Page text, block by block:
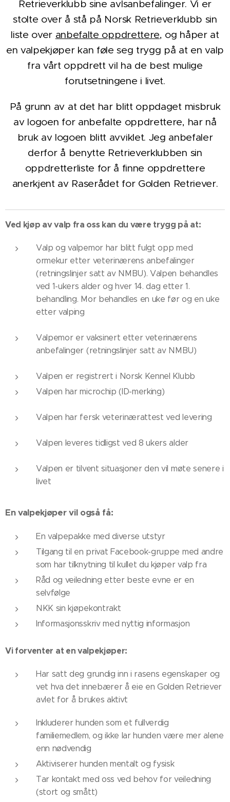
Retrieverklubb sine avlsanbefalinger. Vi er
stolte over å stå på Norsk Retrieverklubb sin
liste over anbefalte oppdrettere, og håper at
en valpekjøper kan føle seg trygg på at en valp
fra vårt oppdrett vil ha de best mulige
forutsetningene i livet.
På grunn av at det har blitt oppdaget misbruk
av logoen for anbefalte oppdrettere, har nå
bruk av logoen blitt avviklet. Jeg anbefaler
derfor å benytte Retrieverklubben sin
oppdretterliste for å finne oppdrettere
anerkjent av Raserådet for Golden Retriever.
Ved kjøp av valp fra oss kan du være trygg på at:
Valp og valpemor har blitt fulgt opp med
ormekur etter veterinærens anbefalinger
(retningslinjer satt av NMBU). Valpen behandles
ved 1-ukers alder og hver 14. dag etter 1.
behandling. Mor behandles en uke før og en uke
etter valping
Valpemor er vaksinert etter veterinærens
anbefalinger (retningslinjer satt av NMBU)
Valpen er registrert i Norsk Kennel Klubb
Valpen har microchip (ID-merking)
Valpen har fersk veterinærattest ved levering
Valpen leveres tidligst ved 8 ukers alder
Valpen er tilvent situasjoner den vil møte senere i
livet
En valpekjøper vil også få:
En valpepakke med diverse utstyr
Tilgang til en privat Facebook-gruppe med andre
som har tilknytning til kullet du kjøper valp fra
Råd og veiledning etter beste evne er en
selvfølge
NKK sin kjøpekontrakt
Informasjonsskriv med nyttig informasjon
Vi forventer at en valpekjøper:
Har satt deg grundig inn i rasens egenskaper og
vet hva det innebærer å eie en Golden Retriever
avlet for å brukes aktivt
Inkluderer hunden som et fullverdig
familiemedlem, og ikke lar hunden være mer alene
enn nødvendig
Aktiviserer hunden mentalt og fysisk
Tar kontakt med oss ved behov for veiledning
(stort og smått)